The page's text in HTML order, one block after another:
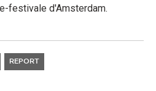
festivale d'Amsterdam.
REPORT